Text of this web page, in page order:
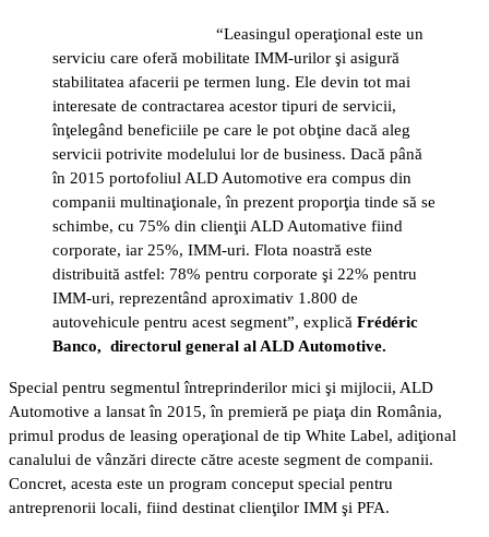
“Leasingul operaţional este un
serviciu care oferă mobilitate IMM-urilor şi asigură
stabilitatea afacerii pe termen lung. Ele devin tot mai
interesate de contractarea acestor tipuri de servicii,
înţelegând beneficiile pe care le pot obţine dacă aleg
servicii potrivite modelului lor de business. Dacă până
în 2015 portofoliul ALD Automotive era compus din
companii multinaţionale, în prezent proporţia tinde să se
schimbe, cu 75% din clienţii ALD Automative fiind
corporate, iar 25%, IMM-uri. Flota noastră este
distribuită astfel: 78% pentru corporate şi 22% pentru
IMM-uri, reprezentând aproximativ 1.800 de
autovehicule pentru acest segment”, explică Frédéric
Banco, directorul general al ALD Automotive.
Special pentru segmentul întreprinderilor mici şi mijlocii, ALD
Automotive a lansat în 2015, în premieră pe piaţa din România,
primul produs de leasing operaţional de tip White Label, adiţional
canalului de vânzări directe către aceste segment de companii.
Concret, acesta este un program conceput special pentru
antreprenorii locali, fiind destinat clienţilor IMM şi PFA.